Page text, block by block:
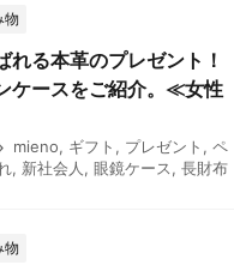
物
れる本革のプレゼント！
ケースをご紹介。≪女性
mieno, ギフト , プレゼント , ペ
, 新社会人 , 眼鏡ケース, 長財布
物